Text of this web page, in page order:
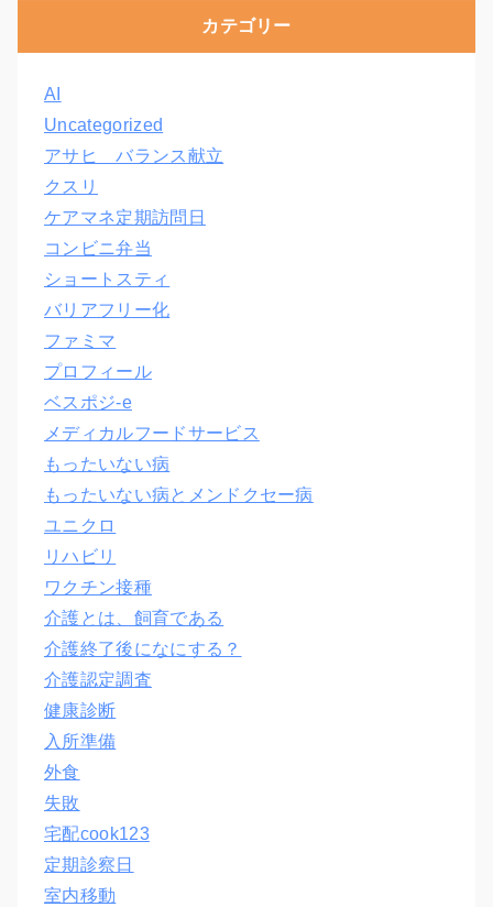
カテゴリー
AI
Uncategorized
アサヒ バランス献立
クスリ
ケアマネ定期訪問日
コンビニ弁当
ショートスティ
バリアフリー化
ファミマ
プロフィール
ベスポジ-e
メディカルフードサービス
もったいない病
もったいない病とメンドクセー病
ユニクロ
リハビリ
ワクチン接種
介護とは、飼育である
介護終了後になにする？
介護認定調査
健康診断
入所準備
外食
失敗
宅配cook123
定期診察日
室内移動